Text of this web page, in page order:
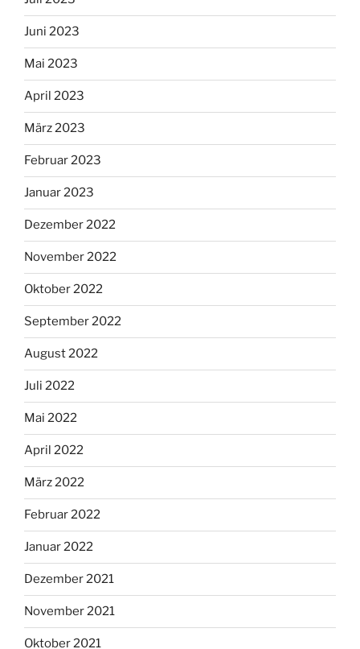
Juni 2023
Mai 2023
April 2023
März 2023
Februar 2023
Januar 2023
Dezember 2022
November 2022
Oktober 2022
September 2022
August 2022
Juli 2022
Mai 2022
April 2022
März 2022
Februar 2022
Januar 2022
Dezember 2021
November 2021
Oktober 2021